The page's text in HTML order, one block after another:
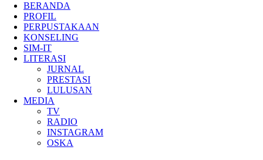
BERANDA
PROFIL
PERPUSTAKAAN
KONSELING
SIM-IT
LITERASI
JURNAL
PRESTASI
LULUSAN
MEDIA
TV
RADIO
INSTAGRAM
OSKA